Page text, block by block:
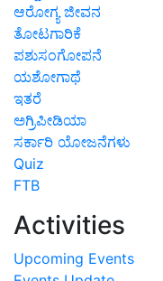
ಆರೋಗ್ಯ ಜೀವನ
ತೋಟಗಾರಿಕೆ
ಪಶುಸಂಗೋಪನೆ
ಯಶೋಗಾಥೆ
ಇತರೆ
ಅಗ್ರಿಪೀಡಿಯಾ
ಸರ್ಕಾರಿ ಯೋಜನೆಗಳು
Quiz
FTB
Activities
Upcoming Events